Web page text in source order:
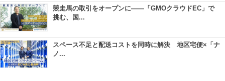
競走馬の取引をオープンに――「GMOクラウドEC」で
挑む、国...
スペース不足と配送コストを同時に解決 地区宅便×「ナ
ノ...